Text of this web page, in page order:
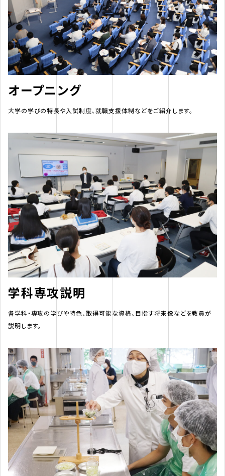
オープニング
大学の学びの特長や入試制度、就職支援体制などをご紹介します。
学科専攻説明
各学科・専攻の学びや特色、取得可能な資格、目指す将来像などを教員が
説明します。